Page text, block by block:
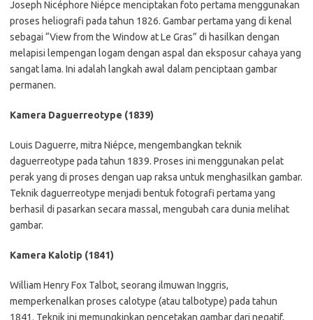
Joseph Nicéphore Niépce menciptakan foto pertama menggunakan
proses heliografi pada tahun 1826. Gambar pertama yang di kenal
sebagai “View from the Window at Le Gras” di hasilkan dengan
melapisi lempengan logam dengan aspal dan eksposur cahaya yang
sangat lama. Ini adalah langkah awal dalam penciptaan gambar
permanen.
Kamera Daguerreotype (1839)
Louis Daguerre, mitra Niépce, mengembangkan teknik
daguerreotype pada tahun 1839. Proses ini menggunakan pelat
perak yang di proses dengan uap raksa untuk menghasilkan gambar.
Teknik daguerreotype menjadi bentuk fotografi pertama yang
berhasil di pasarkan secara massal, mengubah cara dunia melihat
gambar.
Kamera Kalotip (1841)
William Henry Fox Talbot, seorang ilmuwan Inggris,
memperkenalkan proses calotype (atau talbotype) pada tahun
1841. Teknik ini memungkinkan pencetakan gambar dari negatif,